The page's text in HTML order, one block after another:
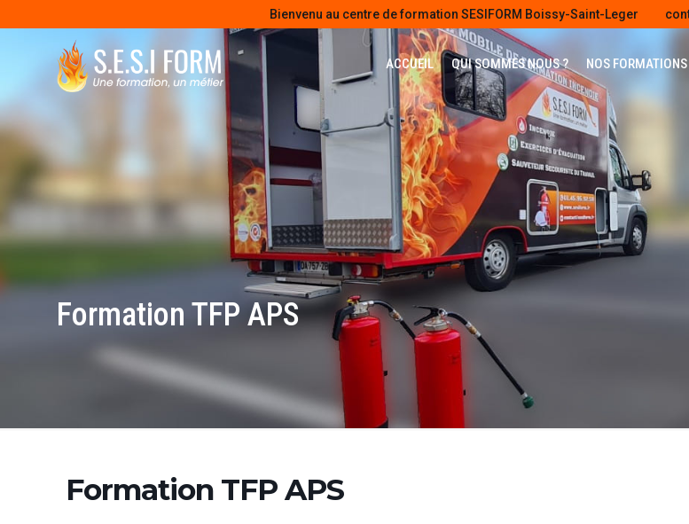
Bienvenu au centre de formation SESIFORM Boissy-Saint-Leger
ACCUEIL QUI SOMMES NOUS ? NOS FORMATIONS
Formation TFP APS
Formation TFP APS